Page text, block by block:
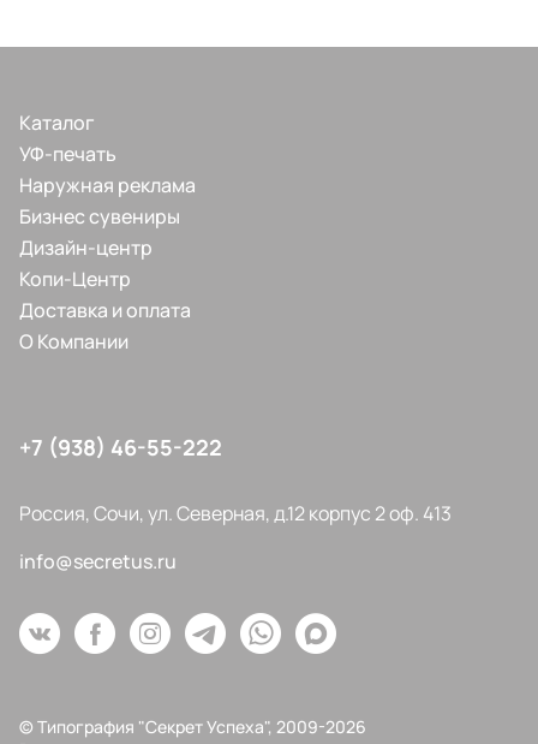
Каталог
УФ-печать
Наружная реклама
Бизнес сувениры
Дизайн-центр
Копи-Центр
Доставка и оплата
О Компании
+7 (938) 46-55-222
Россия, Сочи, ул. Северная, д.12 корпус 2 оф. 413
info@secretus.ru
© Типография "Секрет Успеха", 2009-2026